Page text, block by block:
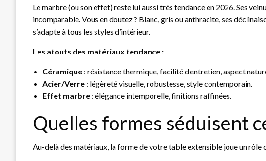
Le marbre (ou son effet) reste lui aussi très tendance en 2026. Ses
incomparable. Vous en doutez ? Blanc, gris ou anthracite, ses
s’adapte à tous les styles d’intérieur.
Les atouts des matériaux tendance :
Céramique : résistance thermique, facilité d’entretien, aspect
Acier/Verre : légèreté visuelle, robustesse, style contemporain.
Effet marbre : élégance intemporelle, finitions raffinées.
Quelles formes séduisent
Au-delà des matériaux, la forme de votre table extensible joue un rôle